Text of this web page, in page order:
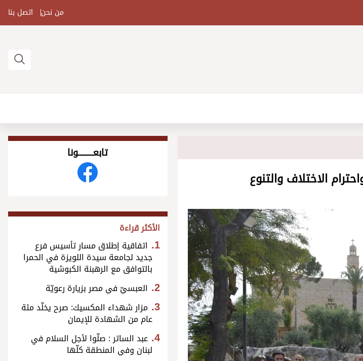
من نحن اتصل بنا
الاختلاف والتنوع
تابعــــــــــونا
الأكثر قراءة
اتفاقية إطلاق مسار تأسيس فرع
جديد لجامعة سيدة اللويزة في الحمرا
بالتوافق مع الرهبنة الكبوشية
العبسيّ في مصر بزيارة رعويّة
مزار شهداء المكسيك: صرح يخلّد مئة
عام من الشهادة للإيمان
عبد الساتر : صلّوا لأجل السلام في
لبنان وفي المنطقة كلّها